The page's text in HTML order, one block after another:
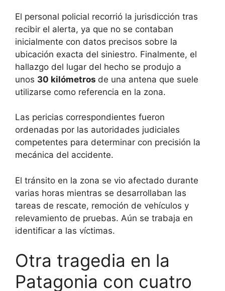
El personal policial recorrió la jurisdicción tras
recibir el alerta, ya que no se contaban
inicialmente con datos precisos sobre la
ubicación exacta del siniestro. Finalmente, el
hallazgo del lugar del hecho se produjo a
unos 30 kilómetros de una antena que suele
utilizarse como referencia en la zona.
Las pericias correspondientes fueron
ordenadas por las autoridades judiciales
competentes para determinar con precisión la
mecánica del accidente.
El tránsito en la zona se vio afectado durante
varias horas mientras se desarrollaban las
tareas de rescate, remoción de vehículos y
relevamiento de pruebas. Aún se trabaja en
identificar a las víctimas.
Otra tragedia en la
Patagonia con cuatro